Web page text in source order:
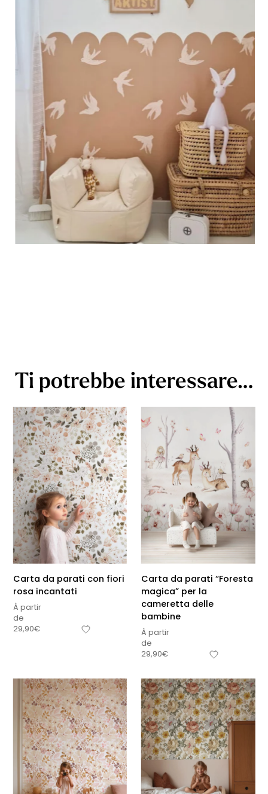
Progettato per pareti molto grandi, permette di ottenere un
effetto ampio e immersivo.
🔹 Verticale
Ideale per spazi in cui l’altezza è maggiore della larghezza
(scale, pareti strette e alte, ecc.).
Ti potrebbe interessare…
Carta da parati con fiori
rosa incantati
À partir
de
29,90€
Carta da parati “Foresta
magica” per la
cameretta delle
bambine
À partir
de
29,90€